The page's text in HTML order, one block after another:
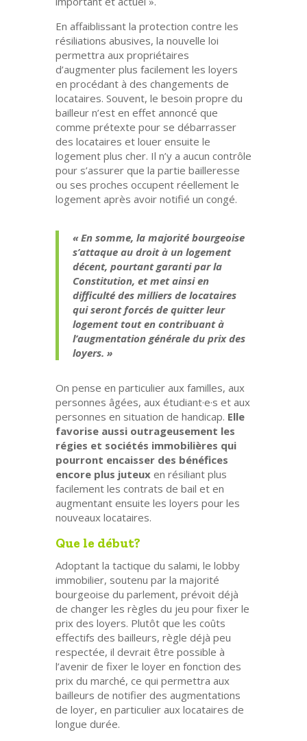
En affaiblissant la protection contre les
résiliations abusives, la nouvelle loi
permettra aux propriétaires
d’augmenter plus facilement les loyers
en procédant à des changements de
locataires. Souvent, le besoin propre du
bailleur n’est en effet annoncé que
comme prétexte pour se débarrasser
des locataires et louer ensuite le
logement plus cher. Il n’y a aucun contrôle
pour s’assurer que la partie bailleresse
ou ses proches occupent réellement le
logement après avoir notifié un congé.
« En somme, la majorité bourgeoise
s’attaque au droit à un logement
décent, pourtant garanti par la
Constitution, et met ainsi en
difficulté des milliers de locataires
qui seront forcés de quitter leur
logement tout en contribuant à
l’augmentation générale du prix des
loyers. »
On pense en particulier aux familles, aux
personnes âgées, aux étudiant·e·s et aux
personnes en situation de handicap. Elle
favorise aussi outrageusement les
régies et sociétés immobilières qui
pourront encaisser des bénéfices
encore plus juteuxen résiliant plus
facilement les contrats de bail et en
augmentant ensuite les loyers pour les
nouveaux locataires.
Que le début?
Adoptant la tactique du salami, le lobby
immobilier, soutenu par la majorité
bourgeoise du parlement, prévoit déjà
de changer les règles du jeu pour fixer le
prix des loyers. Plutôt que les coûts
effectifs des bailleurs, règle déjà peu
respectée, il devrait être possible à
l’avenir de fixer le loyer en fonction des
prix du marché, ce qui permettra aux
bailleurs de notifier des augmentations
de loyer, en particulier aux locataires de
longue durée.